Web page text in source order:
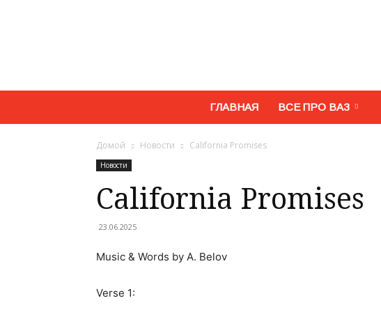
ГЛАВНАЯ ВСЕ ПРО ВАЗ
Домой Новости California Promises
Новости
California Promises
23.06.2025
Music & Words by A. Belov
Verse 1: